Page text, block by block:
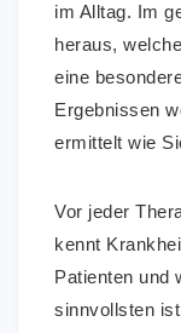
im Alltag. Im
heraus,
eine
Ergebnissen
ermittelt wie
Vor jeder
kennt
Patienten und
sinnvollsten